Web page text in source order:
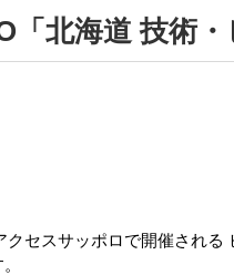
「北海道 技術
クセスサッポロで開催され